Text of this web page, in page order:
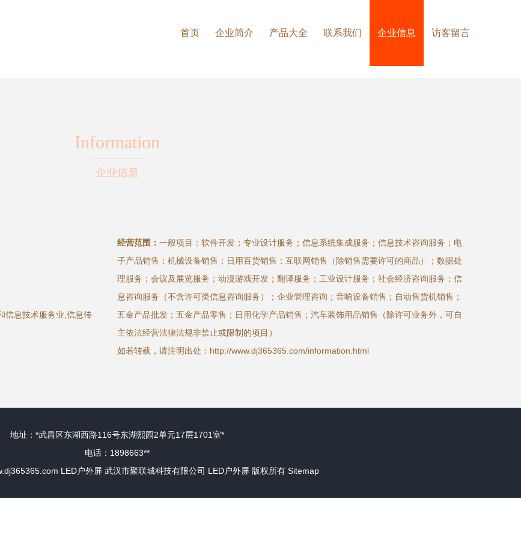
首页 企业简介 产品大全 联系我们 企业信息 访客留言
Information
企业信息
信息技术服务业,信息传
经营范围： 一般项目：软件开发；专业设计服务；信息系统集成服务；信息技术咨询服务；电
子产品销售；机械设备销售；日用百货销售；互联网销售（除销售需要许可的商品）；数据处
理服务；会议及展览服务；动漫游戏开发；翻译服务；工业设计服务；社会经济咨询服务；信
息咨询服务（不含许可类信息咨询服务）；企业管理咨询；音响设备销售；自动售货机销售；
五金产品批发；五金产品零售；日用化学产品销售；汽车装饰用品销售（除许可业务外，可自
主依法经营法律法规非禁止或限制的项目）
如若转载，请注明出处：http://www.dj365365.com/information.html
地址：*武昌区东湖西路116号东湖熙园2单元17层1701室*
电话：1898663**
LED户外屏 武汉市聚联城科技有限公司 LED户外屏 版权所有 Sitemap